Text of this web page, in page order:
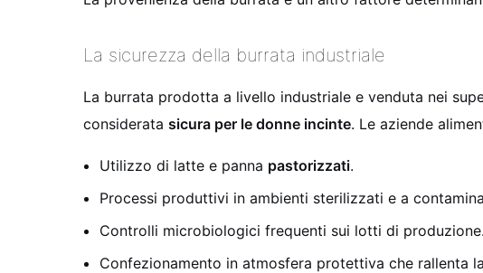
La sicurezza della burrata industriale
La burrata prodotta a livello industriale e venduta nei
considerata sicura per le donne incinte. Le aziende
Utilizzo di latte e panna pastorizzati.
Processi produttivi in ambienti sterilizzati e a
Controlli microbiologici frequenti sui lotti di produzione.
Confezionamento in atmosfera protettiva che rallenta